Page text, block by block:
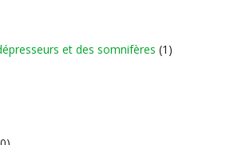
et des somnifères (1)